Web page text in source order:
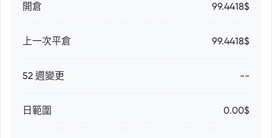
開倉 99.4418$
上一次平倉 99.4418$
52 週變更 --
日範圍 0.00$